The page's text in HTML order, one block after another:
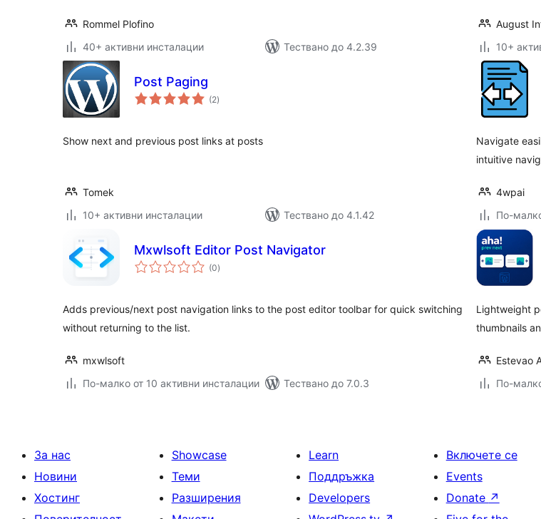
Rommel Plofino
40+ активни инсталации
Тествано до 4.2.39
August
10+
Post Paging
(2общо
оценки
)
Show next and previous post links at posts
Tomek
10+ активни инсталации
Тествано до 4.1.42
Navigate
intuitive
4wpai
По-
Mxwlsoft Editor Post Navigator
(0общо
оценки
)
Adds previous/next post navigation links to the post editor toolbar for quick switching
without returning to the list.
mxwlsoft
По-малко от 10 активни инсталации
Тествано до 7.0.3
Lightweight
thumbnails
Estevao
По-
За нас
Новини
Хостинг
Showcase
Теми
Разширения
Learn
Поддръжка
Developers
Включете се
Events
Donate ↗